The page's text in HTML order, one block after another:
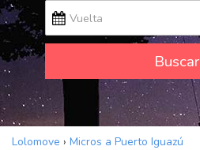
Buscar
Lolomove › Micros a Puerto Iguazú